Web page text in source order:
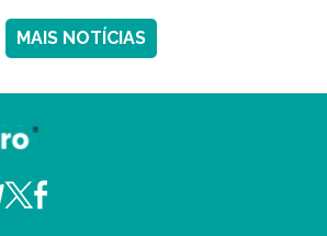
MAIS NOTÍCIAS